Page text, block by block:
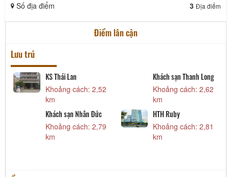
Số địa điểm 3 Địa điểm
Điểm lân cận
Lưu trú
KS Thái Lan
Khoảng cách: 2,52
km
Khách sạn Thanh Long
Khoảng cách: 2,62
km
Khách sạn Nhân Đức
Khoảng cách: 2,79
km
HTH Ruby
Khoảng cách: 2,81
km